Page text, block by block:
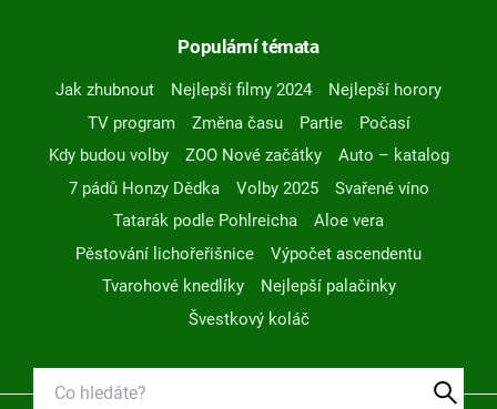
Populární témata
Jak zhubnout Nejlepší filmy 2024
Nejlepší horory
TV program
Změna času Partie
Počasí
Kdy budou volby
ZOO Nové začátky
Auto – katalog
7 pádů Honzy Dědka
Volby 2025
Svařené víno
Tatarák podle Pohlreicha
Aloe vera
Pěstování lichořeřišnice
Výpočet ascendentu
Tvarohové knedlíky
Nejlepší palačinky
Švestkový koláč